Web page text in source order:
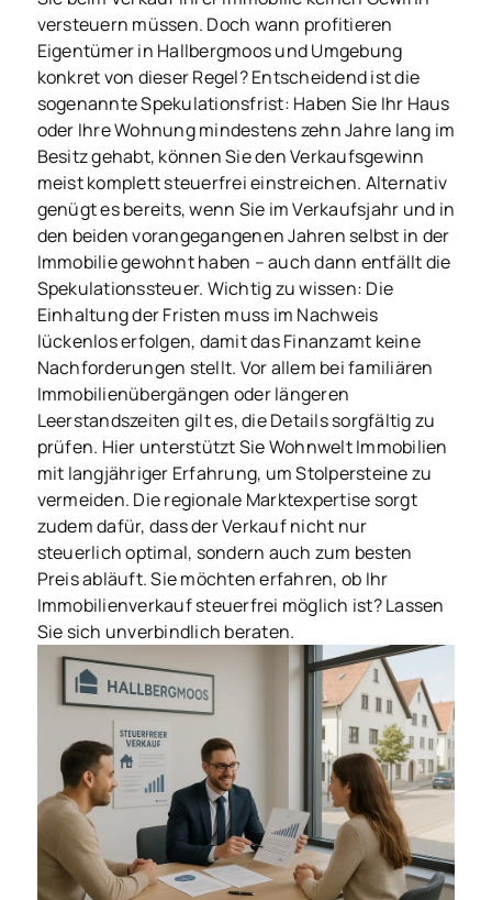
versteuern müssen. Doch wann profitieren
Eigentümer in Hallbergmoos und Umgebung
konkret von dieser Regel? Entscheidend ist die
sogenannte Spekulationsfrist: Haben Sie Ihr Haus
oder Ihre Wohnung mindestens zehn Jahre lang im
Besitz gehabt, können Sie den Verkaufsgewinn
meist komplett steuerfrei einstreichen. Alternativ
genügt es bereits, wenn Sie im Verkaufsjahr und in
den beiden vorangegangenen Jahren selbst in der
Immobilie gewohnt haben – auch dann entfällt die
Spekulationssteuer. Wichtig zu wissen: Die
Einhaltung der Fristen muss im Nachweis
lückenlos erfolgen, damit das Finanzamt keine
Nachforderungen stellt. Vor allem bei familiären
Immobilienübergängen oder längeren
Leerstandszeiten gilt es, die Details sorgfältig zu
prüfen. Hier unterstützt Sie Wohnwelt Immobilien
mit langjähriger Erfahrung, um Stolpersteine zu
vermeiden. Die regionale Marktexpertise sorgt
zudem dafür, dass der Verkauf nicht nur
steuerlich optimal, sondern auch zum besten
Preis abläuft. Sie möchten erfahren, ob Ihr
Immobilienverkauf steuerfrei möglich ist? Lassen
Sie sich unverbindlich beraten.